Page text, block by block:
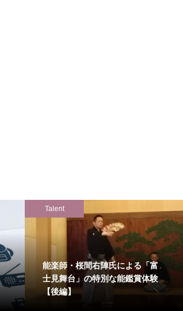
Talent
能楽師・桜間右陣氏による「富
士見舞台」の特別な能鑑賞体験
【後編】